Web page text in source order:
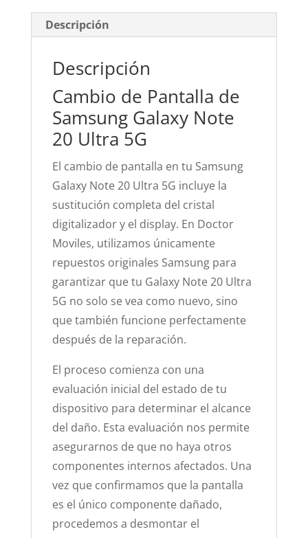
cantidad
Descripción
Descripción
Cambio de Pantalla de
Samsung Galaxy Note
20 Ultra 5G
El cambio de pantalla en tu Samsung
Galaxy Note 20 Ultra 5G incluye la
sustitución completa del cristal
digitalizador y el display. En Doctor
Moviles, utilizamos únicamente
repuestos originales Samsung para
garantizar que tu Galaxy Note 20 Ultra
5G no solo se vea como nuevo, sino
que también funcione perfectamente
después de la reparación.
El proceso comienza con una
evaluación inicial del estado de tu
dispositivo para determinar el alcance
del daño. Esta evaluación nos permite
asegurarnos de que no haya otros
componentes internos afectados. Una
vez que confirmamos que la pantalla
es el único componente dañado,
procedemos a desmontar el